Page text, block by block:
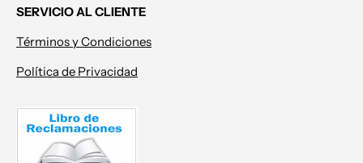
SERVICIO AL CLIENTE
Términos y Condiciones
Política de Privacidad